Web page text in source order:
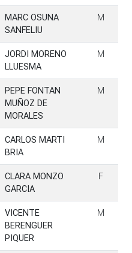
MARC OSUNA
SANFELIU
M
JORDI MORENO
LLUESMA
M
PEPE FONTAN
MUÑOZ DE
MORALES
M
CARLOS MARTI
BRIA
M
CLARA MONZO
GARCIA
F
VICENTE
BERENGUER
PIQUER
M